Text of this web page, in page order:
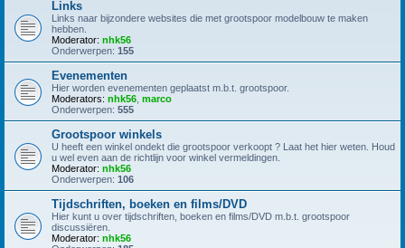
Links
Links naar bijzondere websites die met grootspoor modelbouw te maken
hebben.
Moderator: nhk56
Onderwerpen: 155
Evenementen
Hier worden evenementen geplaatst m.b.t. grootspoor.
Moderators: nhk56 marco
Onderwerpen: 555
Grootspoor winkels
U heeft een winkel ondekt die grootspoor verkoopt ? Laat het hier weten. Houd
u wel even aan de richtlijn voor winkel vermeldingen.
Moderator: nhk56
Onderwerpen: 106
Tijdschriften, boeken en films/DVD
Hier kunt u over tijdschriften, boeken en films/DVD m.b.t. grootspoor
discussiëren.
Moderator: nhk56